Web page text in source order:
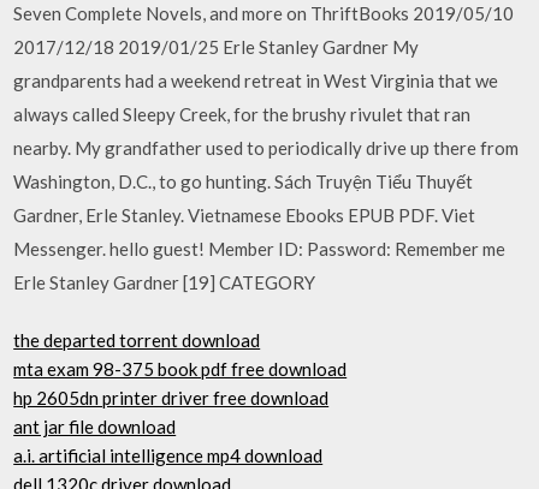
Seven Complete Novels, and more on ThriftBooks 2019/05/10
2017/12/18 2019/01/25 Erle Stanley Gardner My
grandparents had a weekend retreat in West Virginia that we
always called Sleepy Creek, for the brushy rivulet that ran
nearby. My grandfather used to periodically drive up there from
Washington, D.C., to go hunting. Sách Truyện Tiểu Thuyết
Gardner, Erle Stanley. Vietnamese Ebooks EPUB PDF. Viet
Messenger. hello guest! Member ID: Password: Remember me
Erle Stanley Gardner [19] CATEGORY
the departed torrent download
mta exam 98-375 book pdf free download
hp 2605dn printer driver free download
ant jar file download
a.i. artificial intelligence mp4 download
dell 1320c driver download